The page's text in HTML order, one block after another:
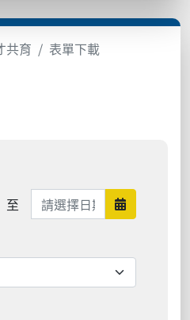
共育 表單下載
範圍開始
至 日期範圍結束 日期範圍